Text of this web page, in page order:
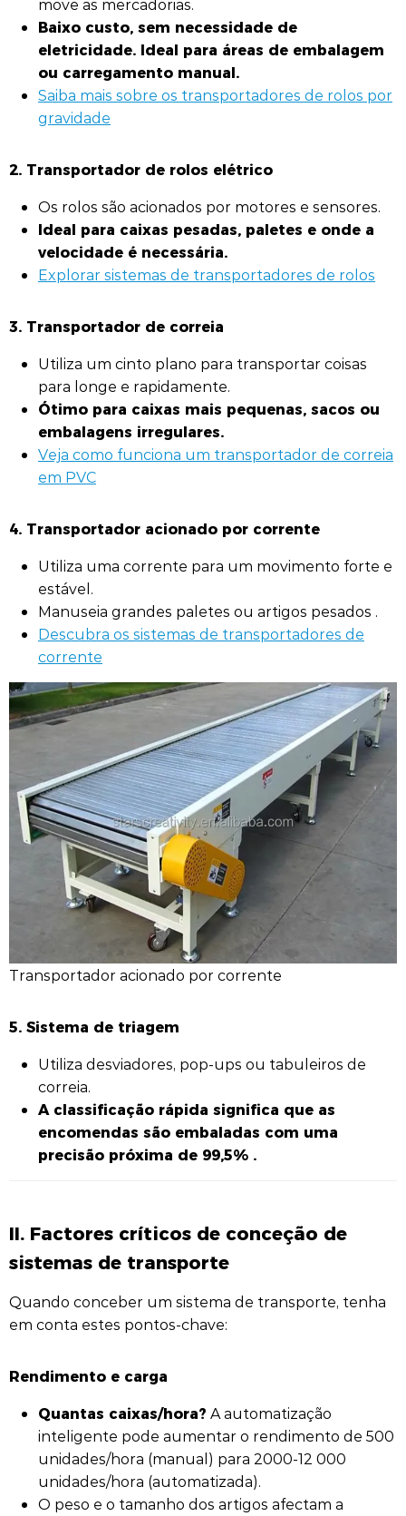
move as mercadorias.
Baixo custo, sem necessidade de
eletricidade. Ideal para áreas de embalagem
ou carregamento manual.
Saiba mais sobre os transportadores de rolos por
gravidade
2. Transportador de rolos elétrico
Os rolos são acionados por motores e sensores.
Ideal para caixas pesadas, paletes e onde a
velocidade é necessária.
Explorar sistemas de transportadores de rolos
3. Transportador de correia
Utiliza um cinto plano para transportar coisas
para longe e rapidamente.
Ótimo para caixas mais pequenas, sacos ou
embalagens irregulares.
Veja como funciona um transportador de correia
em PVC
4. Transportador acionado por corrente
Utiliza uma corrente para um movimento forte e
estável.
Manuseia grandes paletes ou artigos pesados .
Descubra os sistemas de transportadores de
corrente
Transportador acionado por corrente
5. Sistema de triagem
Utiliza desviadores, pop-ups ou tabuleiros de
correia.
A classificação rápida significa que as
encomendas são embaladas com uma
precisão próxima de 99,5% .
II. Factores críticos de conceção de
sistemas de transporte
Quando conceber um sistema de transporte, tenha
em conta estes pontos-chave:
Rendimento e carga
Quantas caixas/hora? A automatização
inteligente pode aumentar o rendimento de 500
unidades/hora (manual) para 2000-12 000
unidades/hora (automatizada).
O peso e o tamanho dos artigos afectam a